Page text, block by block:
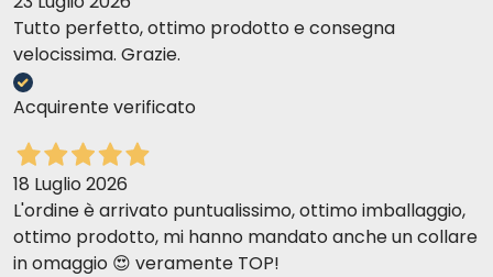
Tutto perfetto, ottimo prodotto e consegna
velocissima. Grazie.
Acquirente verificato
18 Luglio 2026
L'ordine è arrivato puntualissimo, ottimo imballaggio,
ottimo prodotto, mi hanno mandato anche un collare
in omaggio 😍 veramente TOP!